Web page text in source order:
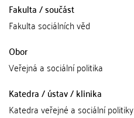
Fakulta / součást
Fakulta sociálních věd
Obor
Veřejná a sociální politika
Katedra / ústav / klinika
Katedra veřejné a sociální politiky